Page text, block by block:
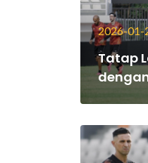
2026-01-
Tatap